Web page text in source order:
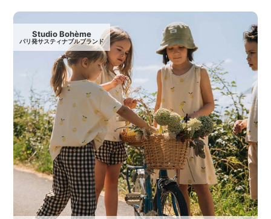
Studio Bohème
パリ発サスティナブルブランド